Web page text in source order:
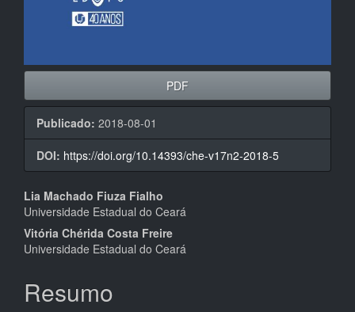
PDF
Publicado: 2018-08-01
DOI: https://doi.org/10.14393/che-v17n2-2018-5
Conteúdo
do
artigo
principal
Lia Machado Fiuza Fialho
Universidade Estadual do Ceará
Vitória Chérida Costa Freire
Universidade Estadual do Ceará
Resumo